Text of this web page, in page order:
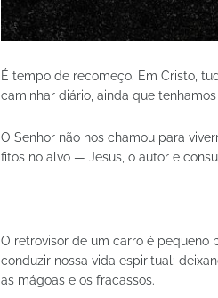
É tempo de recomeço. Em Cristo,
caminhar diário, ainda que
O Senhor não nos chamou para
fitos no alvo — Jesus, o autor e
O retrovisor de um carro é pequeno
conduzir nossa vida espiritual:
as mágoas e os fracassos.